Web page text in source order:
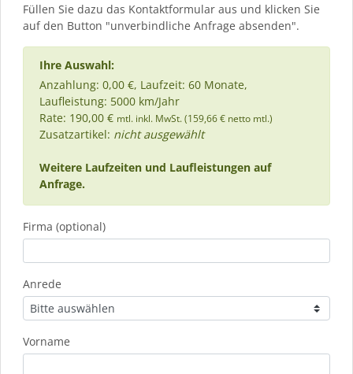
Füllen Sie dazu das Kontaktformular aus und klicken Sie
auf den Button "unverbindliche Anfrage absenden".
Ihre Auswahl:
Anzahlung: 0,00 €, Laufzeit: 60 Monate,
Laufleistung: 5000 km/Jahr
Rate: 190,00 € mtl. inkl. MwSt. (159,66 € netto mtl.)
Zusatzartikel: nicht ausgewählt
Weitere Laufzeiten und Laufleistungen auf
Anfrage.
Firma (optional)
Anrede
Vorname